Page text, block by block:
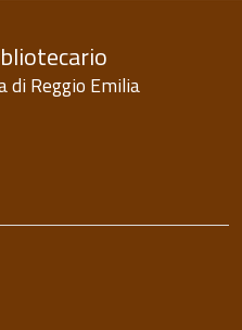
di Reggio Emilia